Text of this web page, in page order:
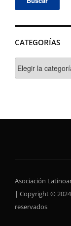
CATEGORÍAS
Asociación
| Copyright ©
reservados